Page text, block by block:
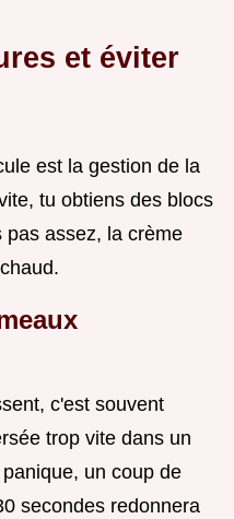
et éviter
est la gestion de la
tu obtiens des blocs
pas assez, la crème
c'est souvent
trop vite dans un
un coup de
secondes redonnera